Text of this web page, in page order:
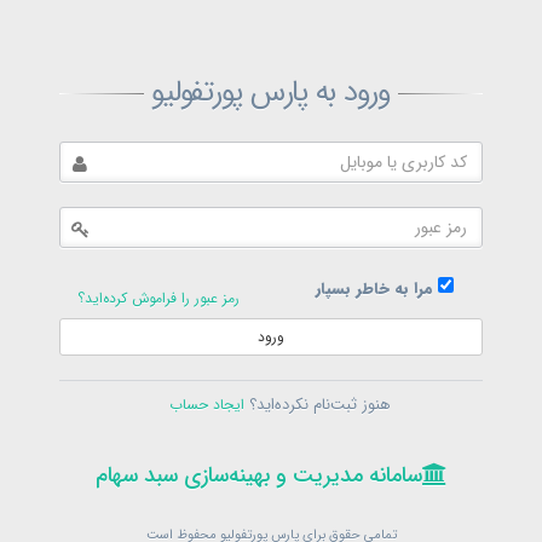
ورود به پارس پورتفولیو
مرا به خاطر بسپار
رمز عبور را فراموش کرده‌اید؟
ورود
هنوز ثبت‌نام نکرده‌اید؟ ایجاد حساب
سامانه مدیریت و بهینه‌سازی سبد سهام
تمامی حقوق برای پارس پورتفولیو محفوظ است
ثبت‌نام پارس پورتفولیو
ثبت‌نام
در حال حاضر عضو هستید؟فرم ورود
سامانه مدیریت و بهینه‌سازی سبد سهام
بازیابی رمز پارس پورتفولیو
در حال حاضر عضو هستید؟
سامانه مدیریت و بهینه‌سازی سبد سهام
تمامی حقوق برای پارس پورتفولیو محفوظ است